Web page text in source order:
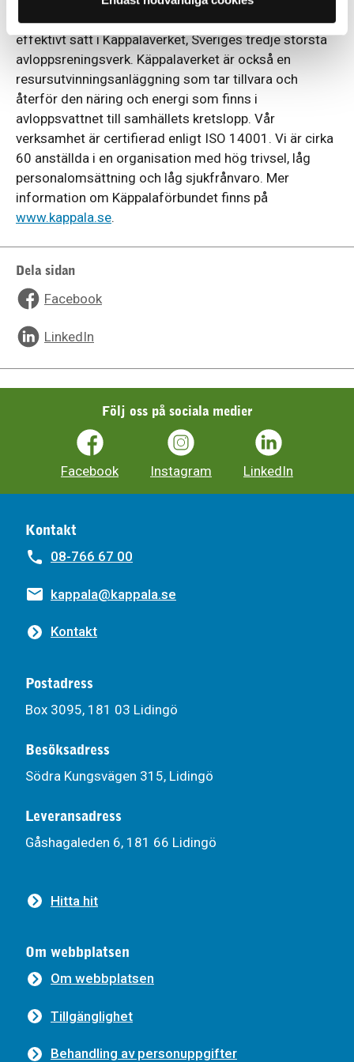
och öster om Stockholm. Reningen sker på ett mycket
effektivt sätt i Käppalaverket, Sveriges tredje största
avloppsreningsverk. Käppalaverket är också en
resursutvinningsanläggning som tar tillvara och
återför den näring och energi som finns i
avloppsvattnet till samhällets kretslopp. Vår
verksamhet är certifierad enligt ISO 14001. Vi är cirka
60 anställda i en organisation med hög trivsel, låg
personalomsättning och låg sjukfrånvaro. Mer
information om Käppalaförbundet finns på
www.kappala.se.
Dela sidan
Facebook
LinkedIn
Följ oss på sociala medier
Facebook Instagram LinkedIn
Kontakt
08-766 67 00
kappala@kappala.se
Kontakt
Postadress
Box 3095, 181 03 Lidingö
Besöksadress
Södra Kungsvägen 315, Lidingö
Leveransadress
Gåshagaleden 6, 181 66 Lidingö
Hitta hit
Om webbplatsen
Om webbplatsen
Tillgänglighet
Behandling av personuppgifter